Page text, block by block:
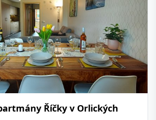
Říčky v Orlických